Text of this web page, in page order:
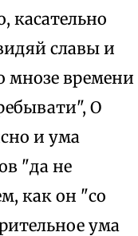
касательно
славы и
мнозе времени
О
и ума
"да не
как он "со
ума